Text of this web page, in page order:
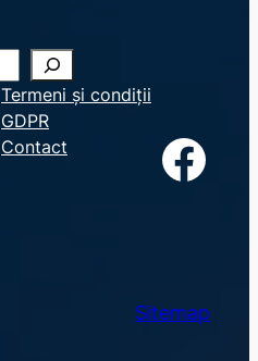
Termeni și condiții
GDPR
Contact
Facebook
Sitemap